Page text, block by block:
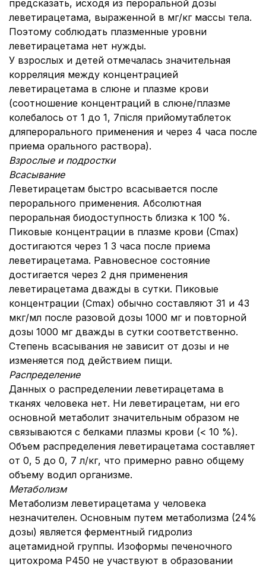
предсказать, исходя из пероральной дозы
леветирацетама, выраженной в мг/кг массы тела.
Поэтому соблюдать плазменные уровни
леветирацетама нет нужды.
У взрослых и детей отмечалась значительная
корреляция между концентрацией
леветирацетама в слюне и плазме крови
(соотношение концентраций в слюне/плазме
колебалось от 1 до 1, 7після прийомутаблеток
дляперорального применения и через 4 часа после
приема орального раствора).
Взрослые и подростки
Всасывание
Леветирацетам быстро всасывается после
перорального применения. Абсолютная
пероральная биодоступность близка к 100 %.
Пиковые концентрации в плазме крови (Cmax)
достигаются через 1 3 часа после приема
леветирацетама. Равновесное состояние
достигается через 2 дня применения
леветирацетама дважды в сутки. Пиковые
концентрации (Cmax) обычно составляют 31 и 43
мкг/мл после разовой дозы 1000 мг и повторной
дозы 1000 мг дважды в сутки соответственно.
Степень всасывания не зависит от дозы и не
изменяется под действием пищи.
Распределение
Данных о распределении леветирацетама в
тканях человека нет. Ни леветирацетам, ни его
основной метаболит значительным образом не
связываются с белками плазмы крови (< 10 %).
Объем распределения леветирацетама составляет
от 0, 5 до 0, 7 л/кг, что примерно равно общему
объему водил организме.
Метаболизм
Метаболизм леветирацетама у человека
незначителен. Основным путем метаболизма (24%
дозы) является ферментный гидролиз
ацетамидной группы. Изоформы печеночного
цитохрома Р450 не участвуют в образовании